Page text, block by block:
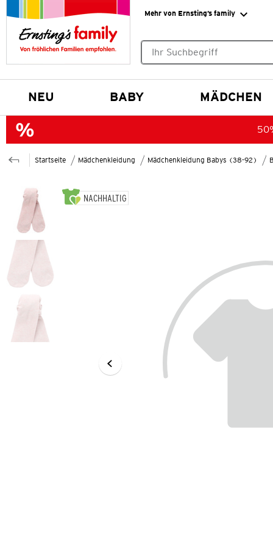
Mehr von Ernsting’s family
NEU BABY MÄDCHEN
Startseite Mädchenkleidung Mädchenkleidung Babys (38-92)
NACHHALTIG